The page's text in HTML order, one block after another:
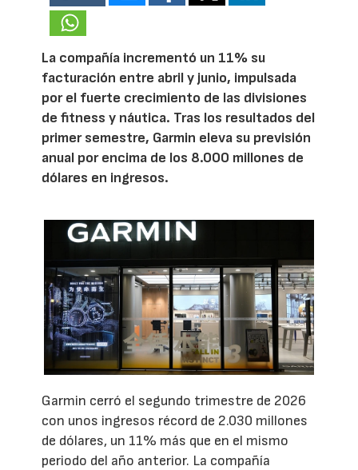
La compañía incrementó un 11% su
facturación entre abril y junio, impulsada
por el fuerte crecimiento de las divisiones
de fitness y náutica. Tras los resultados del
primer semestre, Garmin eleva su previsión
anual por encima de los 8.000 millones de
dólares en ingresos.
Garmin cerró el segundo trimestre de 2026
con unos ingresos récord de 2.030 millones
de dólares, un 11% más que en el mismo
periodo del año anterior. La compañía